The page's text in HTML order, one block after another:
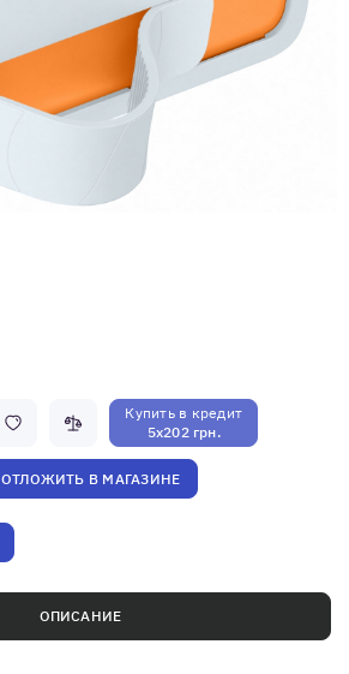
Купить в кредит
5x202 грн.
ОТЛОЖИТЬ В МАГАЗИНЕ
ОПИСАНИЕ